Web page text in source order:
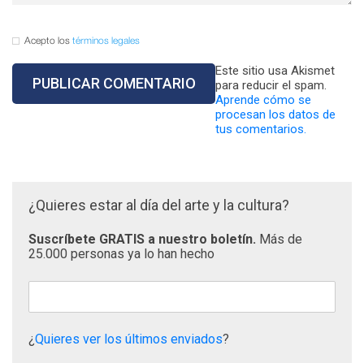
Acepto los términos legales
Este sitio usa Akismet
para reducir el spam.
Aprende cómo se
procesan los datos de
tus comentarios.
¿Quieres estar al día del arte y la cultura?
Suscríbete GRATIS a nuestro boletín. Más de
25.000 personas ya lo han hecho
¿Quieres ver los últimos enviados?